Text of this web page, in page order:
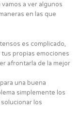
a ver algunos
en las que
es complicado,
propias emociones
afrontarla de la mejor
una buena
simplemente los
los